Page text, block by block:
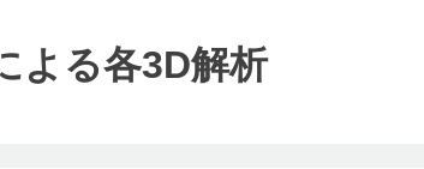
よる各3D解析